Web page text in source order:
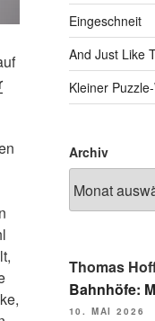
Eingeschneit
And Just Like
Kleiner
Archiv
Thomas
Bahnhöfe:
10. MAI 2026